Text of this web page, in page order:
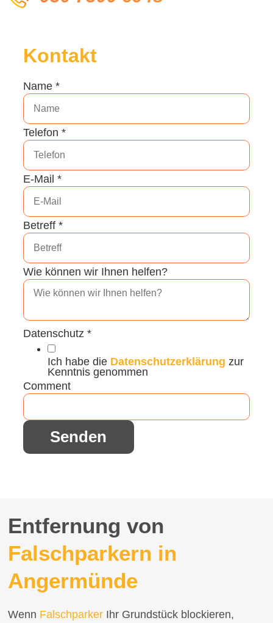
Kontakt
Name *
Telefon *
E-Mail *
Betreff *
Wie können wir Ihnen helfen?
Datenschutz *
Ich habe die Datenschutzerklärung zur
Kenntnis genommen
Comment
Senden
Entfernung von
Falschparkern in
Angermünde
Wenn Falschparker Ihr Grundstück blockieren,